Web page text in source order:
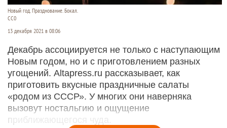
Новый год. Празднование. Бокал.
СС0
13 декабря 2021 в 08:06
Декабрь ассоциируется не только с наступающим
Новым годом, но и с приготовлением разных
угощений. Altapress.ru рассказывает, как
приготовить вкусные праздничные салаты
«родом из СССР». У многих они наверняка
вызовут ностальгию и ощущение
приближающегося чуда.